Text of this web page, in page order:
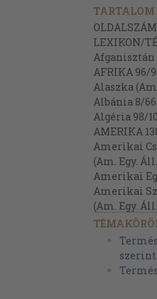
TARTALOM
LEXIKON/
Afganisztán
AFRIKA 96/
Alaszka
Albánia 8/66
Algéria 98/
AMERIKA
Amerikai
(Am. Egy.
Amerikai
Amerikai
(Am. Egy.
Amerikai
(Am. Egy.
Andamán-
Andorra 8/60
szerint